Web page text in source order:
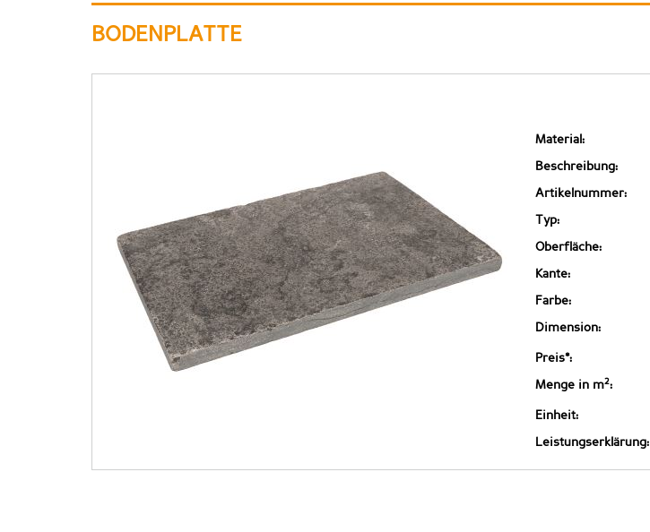
BODENPLATTE
Material:
Beschreibung:
Artikelnummer:
Typ:
Oberfläche:
Kante:
Farbe:
Dimension:
Preis*:
Menge in m2:
Einheit:
Leistungserklärung: